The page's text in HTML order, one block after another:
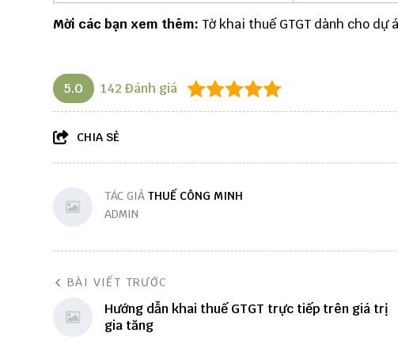
Mời các bạn xem thêm: Tờ khai thuế GTGT dành cho dự
5.0 142 Đánh giá
CHIA SẺ
TÁC GIẢ THUẾ CÔNG MINH
ADMIN
BÀI VIẾT TRƯỚC
Hướng dẫn khai thuế GTGT trực tiếp trên giá trị
gia tăng